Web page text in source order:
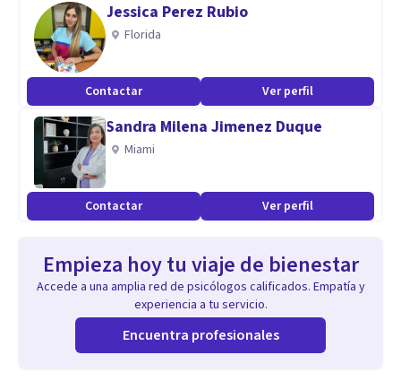
Jessica Perez Rubio
Florida
Contactar Ver perfil
Sandra Milena Jimenez Duque
Miami
Contactar Ver perfil
Empieza hoy tu viaje de bienestar
Accede a una amplia red de psicólogos calificados. Empatía y
experiencia a tu servicio.
Encuentra profesionales